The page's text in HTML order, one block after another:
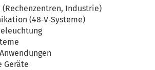
(Rechenzentren, Industrie)
(48‑V‑Systeme)
Geräte